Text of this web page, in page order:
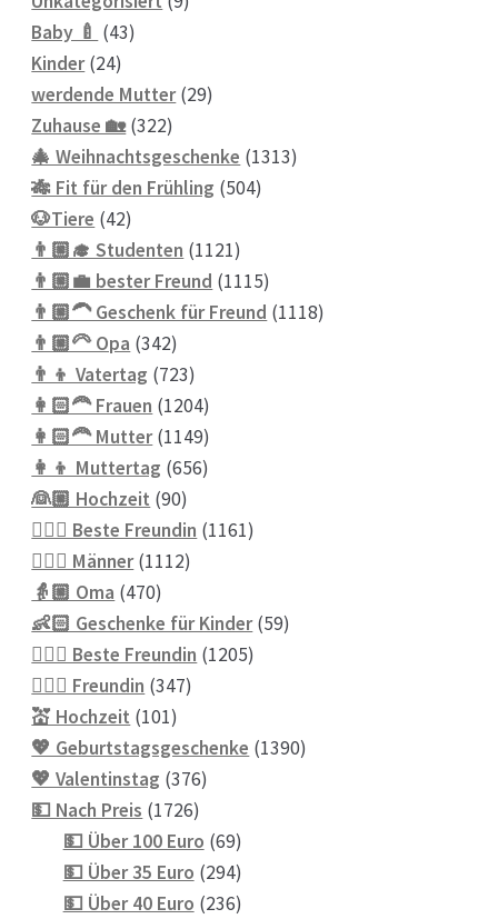
Baby 🍼 4343
Kinder 2424
Produkte
werdende Mutter 2929
Zuhause 🏡 322322
Produkte
🎄 Weihnachtsgeschenke 13131313
🎋 Fit für den Frühling 504504
🐶Tiere 4242
Produkte
👨🏼‍🎓 Studenten 11211121
Produkte
👨🏼‍💼 bester Freund 11151115
Produkte
👨🏼‍🦱 Geschenk für Freund 11181118
👨🏼‍🦳 Opa 342342
Produkte
👨‍👦 Vatertag 723723
Produkte
👩🏻‍🦰 Frauen 12041204
Produkte
👩🏻‍🦰 Mutter 11491149
Produkte
👩‍👦 Muttertag 656656
👰🏼 Hochzeit 9090
Produkte
👱🏻‍♀️ Beste Freundin 11611161
👱🏼‍♂️ Männer 11121112
👵🏼 Oma 470470
Produkte
👶🏻 Geschenke für Kinder 5959
💁🏼‍♀️ Beste Freundin 12051205
💁🏼‍♀️ Freundin 347347
💒 Hochzeit 101101
Produkte
💖 Geburtstagsgeschenke 13901390
💖 Valentinstag 376376
💵 Nach Preis 17261726
Produkte
💵 Über 100 Euro 6969
Produkte
💵 Über 35 Euro 294294
Produkte
💵 Über 40 Euro 236236